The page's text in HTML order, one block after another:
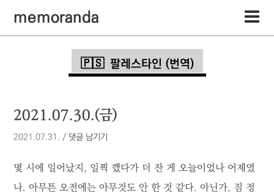
memoranda
팔레스타인 (번역)
2021.07.30.(금)
2021.07.31. / 댓글 남기기
몇 시에 일어났지, 일찍 깼다가 더 잔 게 오늘이었나 어제였
나. 아무튼 오전에는 아무것도 안 한 것 같다. 아닌가, 짐 정